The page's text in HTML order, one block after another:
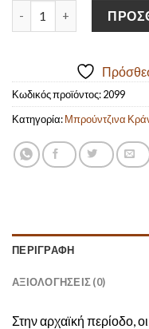
Χειροποίητο
Κωδικός προϊόντος:2099
Κατηγορία:Μπρούντζινα
ΠΕΡΙΓΡΑΦΉ
ΑΞΙΟΛΟΓΉΣΕΙΣ (0)
Στην αρχαϊκή περίοδο,